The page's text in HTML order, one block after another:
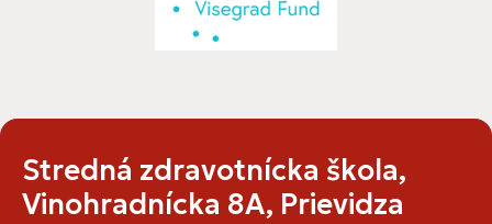
Stredná zdravotnícka škola,
Vinohradnícka 8A, Prievidza